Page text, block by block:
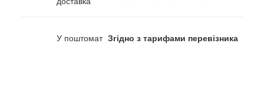
У поштомат Згідно з тарифами перевізника